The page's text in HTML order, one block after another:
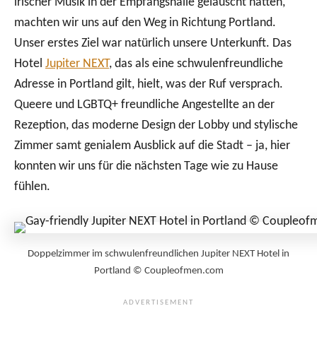
machten wir uns auf den Weg in Richtung Portland.
Unser erstes Ziel war natürlich unsere Unterkunft. Das
Hotel Jupiter NEXT, das als eine schwulenfreundliche
Adresse in Portland gilt, hielt, was der Ruf versprach.
Queere und LGBTQ+ freundliche Angestellte an der
Rezeption, das moderne Design der Lobby und stylische
Zimmer samt genialem Ausblick auf die Stadt – ja, hier
konnten wir uns für die nächsten Tage wie zu Hause
fühlen.
Doppelzimmer im schwulenfreundlichen Jupiter NEXT Hotel in
Portland © Coupleofmen.com